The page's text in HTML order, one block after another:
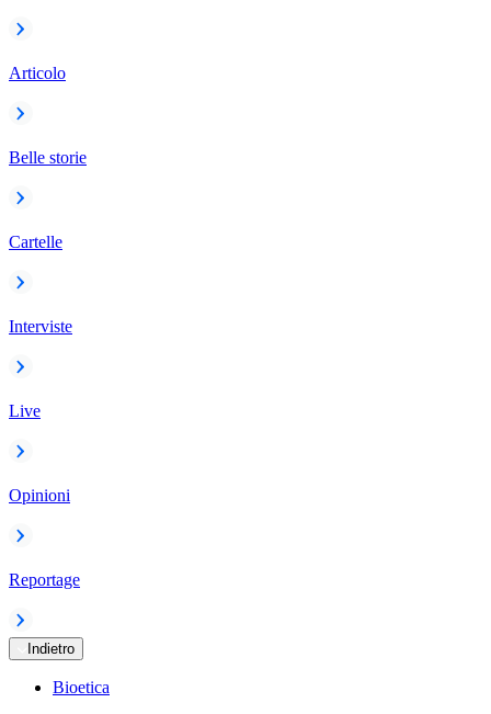
Articolo
Belle storie
Cartelle
Interviste
Live
Opinioni
Reportage
Indietro
Bioetica